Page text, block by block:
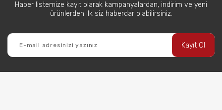
Haber listemize kayıt olarak kampanyalardan, indirim ve yeni
ürünlerden ilk siz haberdar olabilirsiniz.
Kayıt Ol